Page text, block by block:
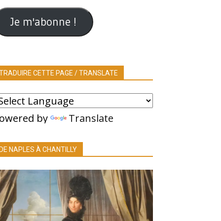
Je m'abonne !
CETTE PAGE / TRANSLATE
by Translate
NAPLES À CHANTILLY